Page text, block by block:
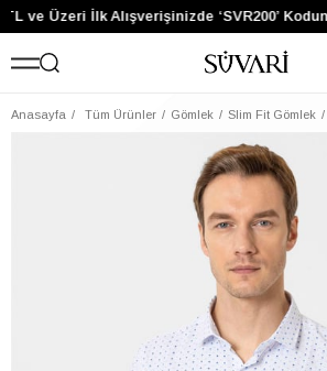
ve Üzeri İlk Alışverişinizde ‘SVR200’
Anasayfa Tüm Ürünler Gömlek Slim Fit Gömlek